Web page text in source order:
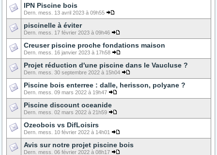
IPN Piscine bois
Dern. mess. 13 avril 2023 à 09h55
piscinelle à éviter
Dern. mess. 17 février 2023 à 09h46
Creuser piscine proche fondations maison
Dern. mess. 16 janvier 2023 à 17h58
Projet réduction d'une piscine dans le Vaucluse ?
Dern. mess. 30 septembre 2022 à 15h04
Piscine bois enterree : dalle, herisson, polyane ?
Dern. mess. 09 mars 2022 à 19h47
Piscine discount oceanide
Dern. mess. 02 mars 2022 à 21h59
Ozeobois vs DifLoisirs
Dern. mess. 10 février 2022 à 14h01
Avis sur notre projet piscine bois
Dern. mess. 06 février 2022 à 08h17